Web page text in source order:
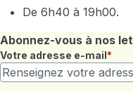
De 6h40 à 19h00.
Abonnez-vous à nos
Votre adresse e-mail